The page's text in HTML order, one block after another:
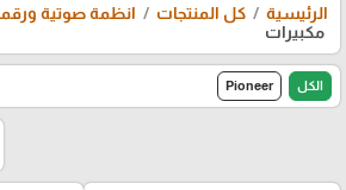
الرئيسية كل المنتجات انظمة صوتية
مكبيرات
الكل Pioneer